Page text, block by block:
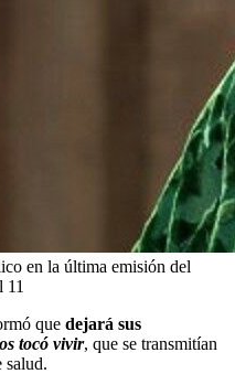
en la última emisión del
11
que dejará sus
tocó vivir, que se transmitían
salud.